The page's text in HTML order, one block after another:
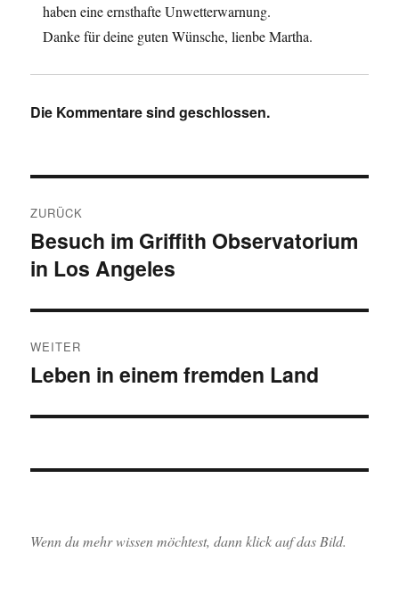
haben eine ernsthafte Unwetterwarnung.
Danke für deine guten Wünsche, lienbe Martha.
Die Kommentare sind geschlossen.
ZURÜCK
Vorheriger
Beitrag:
Besuch im Griffith Observatorium
in Los Angeles
WEITER
Nächster
Leben in einem fremden Land
Wenn du mehr wissen möchtest, dann klick auf das Bild.